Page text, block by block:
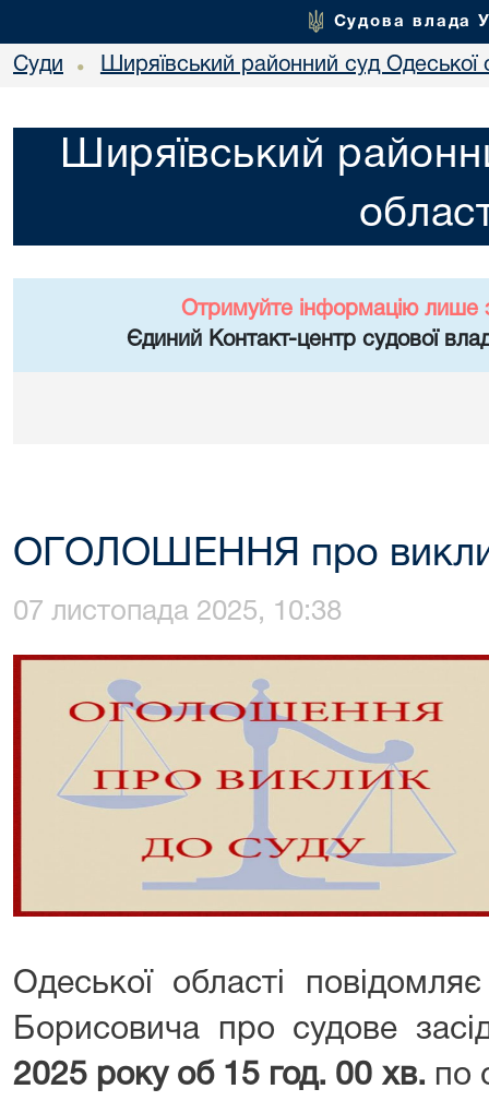
Судова влада
Суди • Ширяївський районний суд Одеської
Ширяївський
Отримуйте інформацію лише
Єдиний Контакт-центр судової
ОГОЛОШЕННЯ про
07 листопада 2025, 10:38
Одеської області
Борисовича про судове
2025 року об 15 год. 00 хв. по